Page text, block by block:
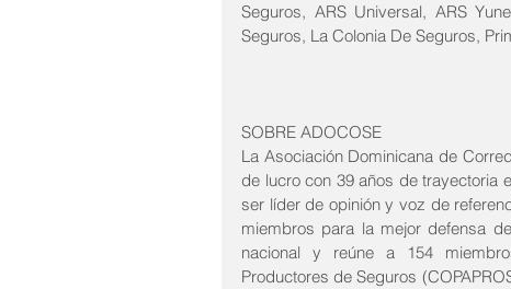
Seguros, ARS Universal, ARS
Seguros, La Colonia De Seguros,
SOBRE ADOCOSE
La Asociación Dominicana de
de lucro con 39 años de trayectoria
ser líder de opinión y voz de
miembros para la mejor defensa
nacional y reúne a 154
Productores de Seguros